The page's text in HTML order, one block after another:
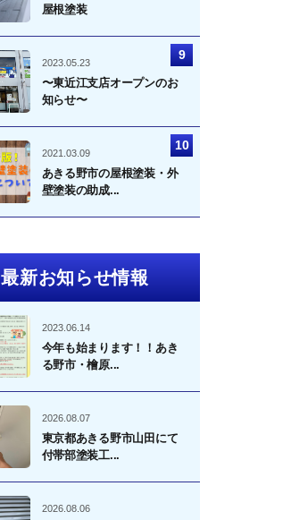
屋根塗装
2023.05.23
〜東近江支店オープンのお
知らせ〜
2021.03.09
あきる野市の屋根塗装・外
壁塗装の助成...
最新お知らせ情報
2023.06.14
今年も始まります！！あき
る野市・檜原...
2026.08.07
東京都あきる野市山田にて
付帯部塗装工...
2026.08.06